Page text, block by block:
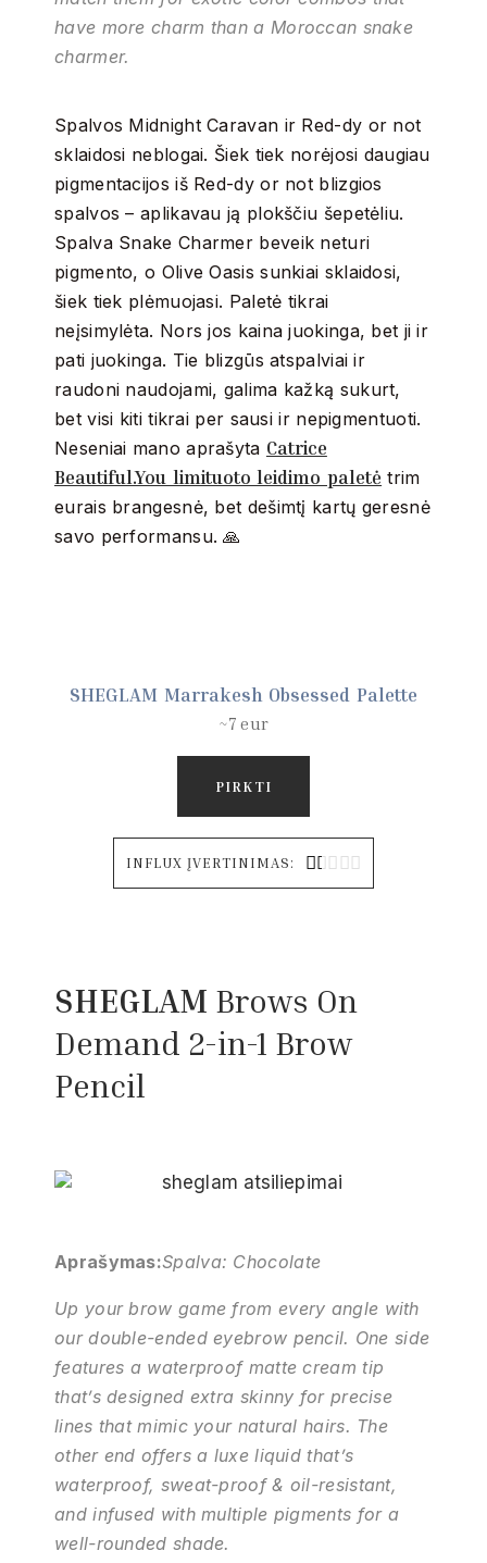
have more charm than a Moroccan snake
charmer.
Spalvos Midnight Caravan ir Red-dy or not
sklaidosi neblogai. Šiek tiek norėjosi daugiau
pigmentacijos iš Red-dy or not blizgios
spalvos – aplikavau ją plokščiu šepetėliu.
Spalva Snake Charmer beveik neturi
pigmento, o Olive Oasis sunkiai sklaidosi,
šiek tiek plėmuojasi. Paletė tikrai
neįsimylėta. Nors jos kaina juokinga, bet ji ir
pati juokinga. Tie blizgūs atspalviai ir
raudoni naudojami, galima kažką sukurt,
bet visi kiti tikrai per sausi ir nepigmentuoti.
Neseniai mano aprašyta Catrice
Beautiful.You limituoto leidimo paletė trim
eurais brangesnė, bet dešimtį kartų geresnė
savo performansu. 🙏
SHEGLAM Marrakesh Obsessed Palette
~7 eur
PIRKTI
INFLUX ĮVERTINIMAS:     
SHEGLAM Brows On
Demand 2-in-1 Brow
Pencil
Aprašymas:Spalva: Chocolate
Up your brow game from every angle with
our double-ended eyebrow pencil. One side
features a waterproof matte cream tip
that’s designed extra skinny for precise
lines that mimic your natural hairs. The
other end offers a luxe liquid that’s
waterproof, sweat-proof & oil-resistant,
and infused with multiple pigments for a
well-rounded shade.